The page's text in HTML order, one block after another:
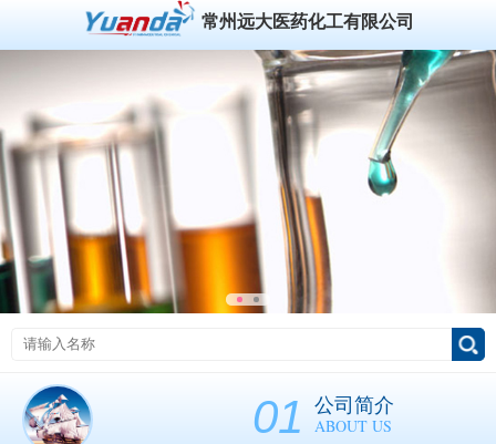
常州远大医药化工有限公司
01 公司简介
ABOUT US